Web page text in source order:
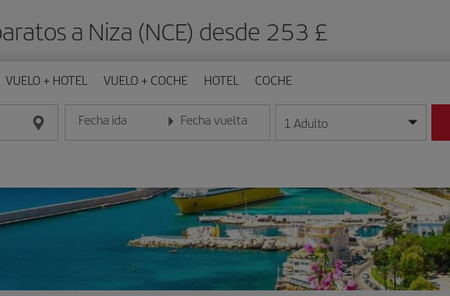
a Niza (NCE) desde 253 £
VUELO + HOTEL VUELO + COCHE HOTEL COCHE
Fecha ida
Introduce la fecha en formato día/mes/año
Fecha vuelta
Introduce la fecha en formato día/mes/año
1 Adulto